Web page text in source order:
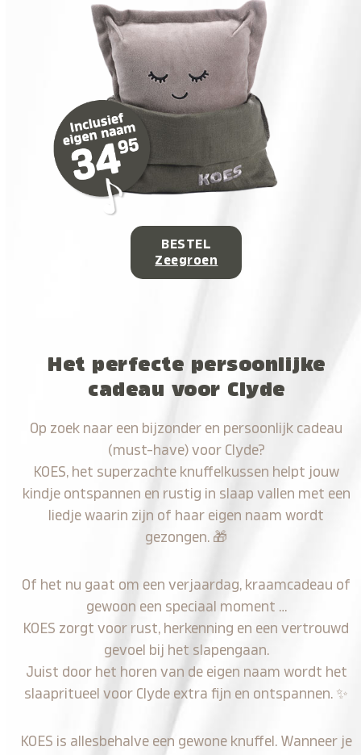
BESTEL
Zeegroen
Het perfecte persoonlijke
cadeau voor Clyde
Op zoek naar een bijzonder en persoonlijk cadeau
(must-have) voor Clyde?
KOES, het superzachte knuffelkussen helpt jouw
kindje ontspannen en rustig in slaap vallen met een
liedje waarin zijn of haar eigen naam wordt
gezongen. 🎁
Of het nu gaat om een verjaardag, kraamcadeau of
gewoon een speciaal moment …
KOES zorgt voor rust, herkenning en een vertrouwd
gevoel bij het slapengaan.
Juist door het horen van de eigen naam wordt het
slaapritueel voor Clyde extra fijn en ontspannen. ✨
KOES is allesbehalve een gewone knuffel. Wanneer je